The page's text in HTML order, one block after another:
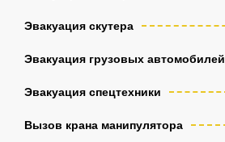
Эвакуация скутера
Эвакуация грузовых автомобилей
Эвакуация спецтехники
Вызов крана манипулятора